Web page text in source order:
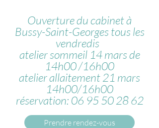
Ouverture du cabinet à
Bussy-Saint-Georges tous les
vendredis
atelier sommeil 14 mars de
14h00 /16h00
atelier allaitement 21 mars
14h00/16h00
réservation: 06 95 50 28 62
Prendre rendez-vous